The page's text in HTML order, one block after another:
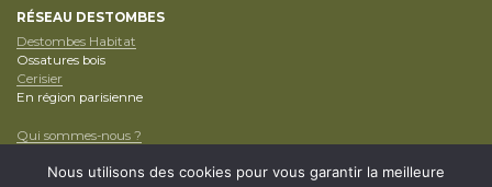
RÉSEAU DESTOMBES
Destombes Habitat
Ossatures bois
Cerisier
En région parisienne
Qui sommes-nous ?
ArticlesNous utilisons des cookies pour vous garantir la meilleure